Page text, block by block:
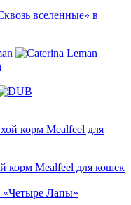
вселенные» в
корм Mealfeel для кошек